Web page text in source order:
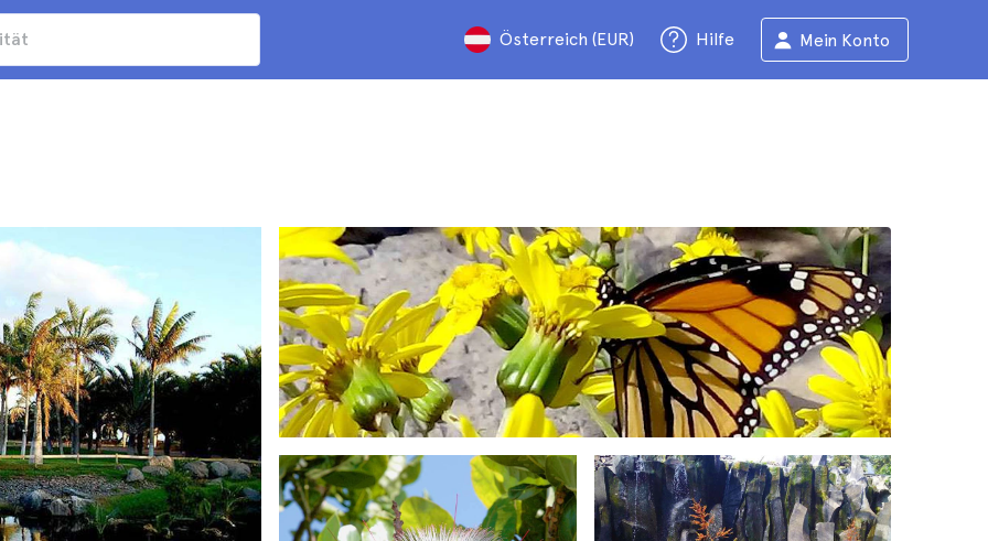
Österreich (EUR) Hilfe Mein Konto